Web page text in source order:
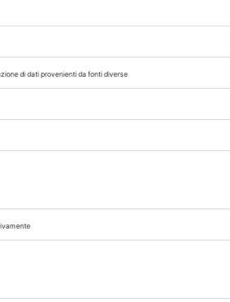
marzo 2025: negliStati
mentre continuano ad
domesticiinfettati.
2024 e fino al primo marzo
A/H5”, si legge nel report.
potrebbero essere